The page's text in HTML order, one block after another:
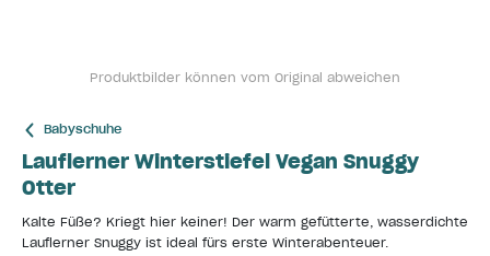
Produktbilder können vom Original abweichen
Babyschuhe
Lauflerner Winterstiefel Vegan Snuggy
Otter
Kalte Füße? Kriegt hier keiner! Der warm gefütterte, wasserdichte
Lauflerner Snuggy ist ideal fürs erste Winterabenteuer.